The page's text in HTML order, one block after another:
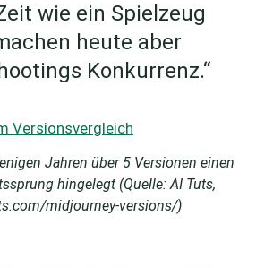
wie ein Spielzeug
heute aber
Konkurrenz.“
Jahren über 5 Versionen einen
hingelegt (Quelle: AI Tuts,
midjourney-versions/)